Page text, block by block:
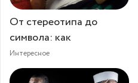
От стереотипа до
символа: как
Интересное